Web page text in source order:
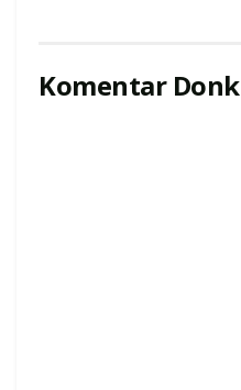
Komentar Donk